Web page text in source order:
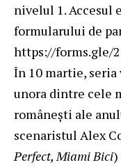
nivelul 1. Accesul
formularului de
https://forms.gle/
În 10 martie,
unora dintre cele
românești ale
scenaristul Alex
Perfect, Miami Bici